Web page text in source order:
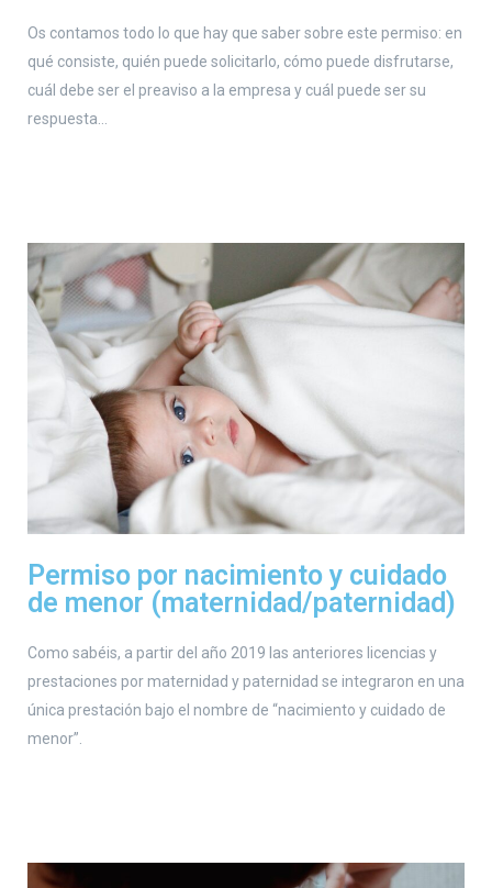
Os contamos todo lo que hay que saber sobre este permiso: en
qué consiste, quién puede solicitarlo, cómo puede disfrutarse,
cuál debe ser el preaviso a la empresa y cuál puede ser su
respuesta…
Permiso por nacimiento y cuidado
de menor (maternidad/paternidad)
Como sabéis, a partir del año 2019 las anteriores licencias y
prestaciones por maternidad y paternidad se integraron en una
única prestación bajo el nombre de “nacimiento y cuidado de
menor”.